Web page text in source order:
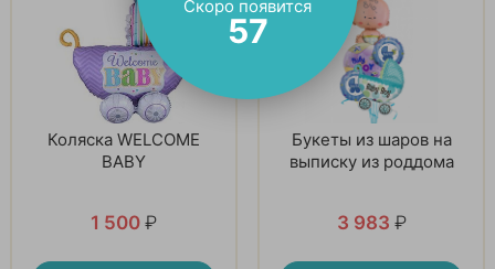
Коляска WELCOME
BABY
1 500 ₽
Букеты из шаров на
выписку из роддома
3 983 ₽
Скоро появится
56